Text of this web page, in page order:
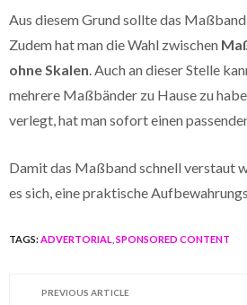
Aus diesem Grund sollte das Maßband
Zudem hat man die Wahl zwischen
ohne Skalen. Auch an dieser Stelle
mehrere Maßbänder zu Hause zu
verlegt, hat man sofort einen
Damit das Maßband schnell verstaut
es sich, eine praktische
TAGS:ADVERTORIAL SPONSORED CONTENT
PREVIOUS ARTICLE